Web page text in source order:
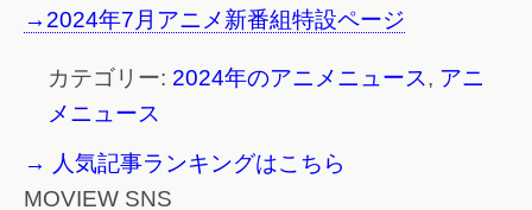
→2024年7月アニメ新番組特設ページ
カテゴリー: 2024年のアニメニュース, アニ
メニュース
→ 人気記事ランキングはこちら
MOVIEW SNS